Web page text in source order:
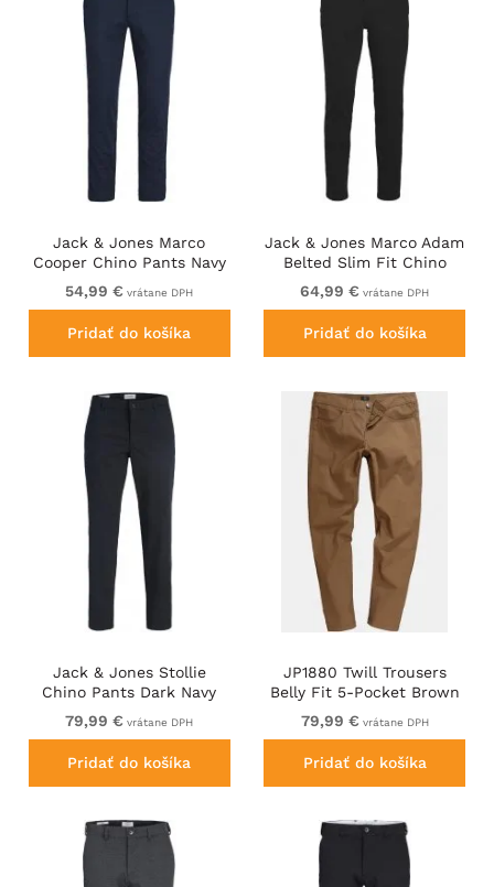
Jack & Jones Marco
Cooper Chino Pants Navy
Blazer
54,99 € vrátane DPH
Pridať do košíka
Jack & Jones Marco Adam
Belted Slim Fit Chino
Pants Black
64,99 € vrátane DPH
Pridať do košíka
Jack & Jones Stollie
Chino Pants Dark Navy
79,99 € vrátane DPH
Pridať do košíka
JP1880 Twill Trousers
Belly Fit 5-Pocket Brown
79,99 € vrátane DPH
Pridať do košíka